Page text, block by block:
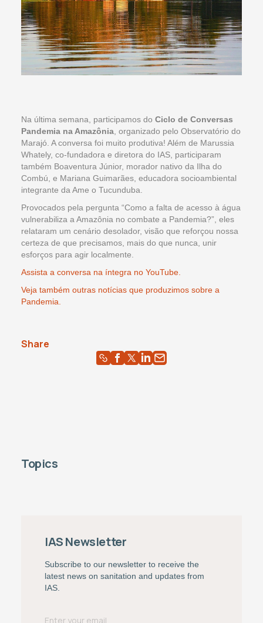
Na última semana, participamos do Ciclo de Conversas
Pandemia na Amazônia , organizado pelo Observatório do
Marajó. A conversa foi muito produtiva! Além de Marussia
Whately, co-fundadora e diretora do IAS, participaram
também Boaventura Júnior, morador nativo da Ilha do
Combú, e Mariana Guimarães, educadora socioambiental
integrante da Ame o Tucunduba.
Provocados pela pergunta “Como a falta de acesso à água
vulnerabiliza a Amazônia no combate a Pandemia?”, eles
relataram um cenário desolador, visão que reforçou nossa
certeza de que precisamos, mais do que nunca, unir
esforços para agir localmente.
Assista a conversa na íntegra no YouTube.
Veja também outras notícias que produzimos sobre a
Pandemia.
Share
Topics
IAS Newsletter
Subscribe to our newsletter to receive the
latest news on sanitation and updates from
IAS.